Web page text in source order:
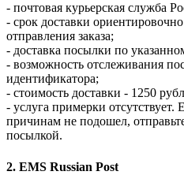
- почтовая курьерская служба
- срок доставки
отправления заказа;
- доставка посылки по
- возможность отслеживания
идентификатора;
- стоимость доставки - 1250
- услуга примерки
причинам не подошел,
посылкой.
2. EMS Russian Post